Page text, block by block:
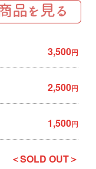
3,500円
2,500円
1,500円
＜SOLD OUT＞